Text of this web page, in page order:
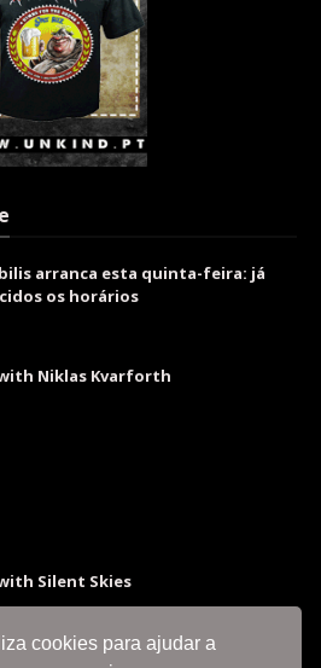
cookies para ajudar a
arranca esta quinta-feira: já
os horários
Niklas Kvarforth
Silent Skies